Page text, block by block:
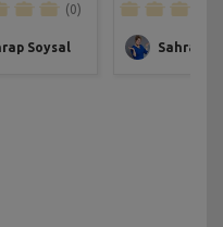
(0)
Soysal Sahrap